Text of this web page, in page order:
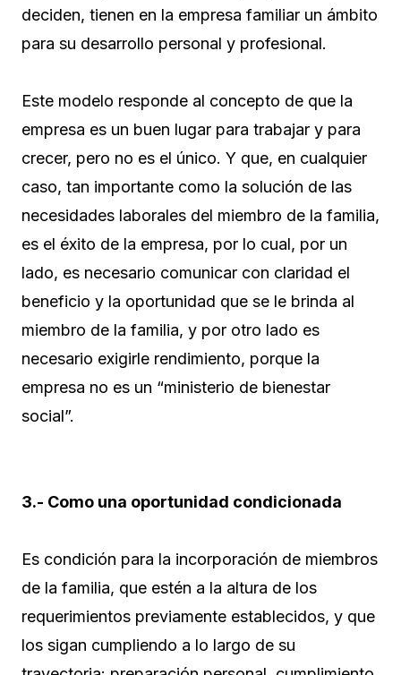
deciden, tienen en la empresa familiar un ámbito
para su desarrollo personal y profesional.
Este modelo responde al concepto de que la
empresa es un buen lugar para trabajar y para
crecer, pero no es el único. Y que, en cualquier
caso, tan importante como la solución de las
necesidades laborales del miembro de la familia,
es el éxito de la empresa, por lo cual, por un
lado, es necesario comunicar con claridad el
beneficio y la oportunidad que se le brinda al
miembro de la familia, y por otro lado es
necesario exigirle rendimiento, porque la
empresa no es un “ministerio de bienestar
social”.
3.- Como una oportunidad condicionada
Es condición para la incorporación de miembros
de la familia, que estén a la altura de los
requerimientos previamente establecidos, y que
los sigan cumpliendo a lo largo de su